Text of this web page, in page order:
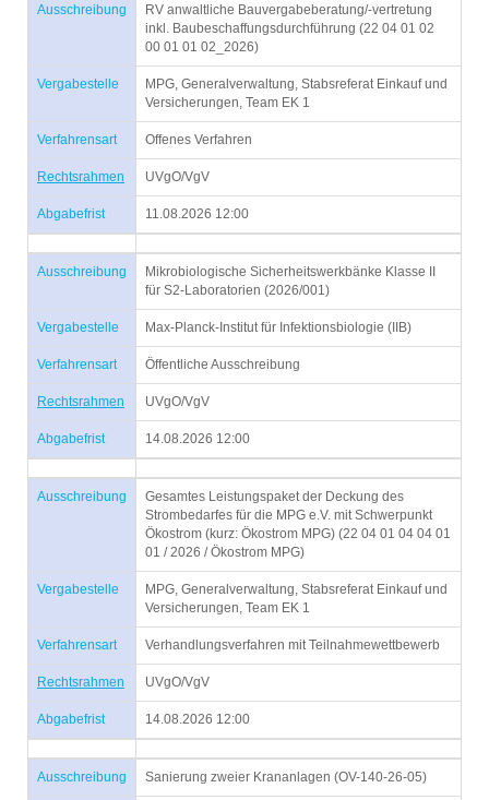
Ausschreibung
RV anwaltliche Bauvergabeberatung/-vertretung
inkl. Baubeschaffungsdurchführung (22 04 01 02
00 01 01 02_2026)
Vergabestelle
MPG, Generalverwaltung, Stabsreferat Einkauf und
Versicherungen, Team EK 1
Verfahrensart Offenes Verfahren
Rechtsrahmen UVgO/VgV
Abgabefrist 11.08.2026 12:00
Ausschreibung
Mikrobiologische Sicherheitswerkbänke Klasse II
für S2-Laboratorien (2026/001)
Vergabestelle Max-Planck-Institut für Infektionsbiologie (IIB)
Verfahrensart Öffentliche Ausschreibung
Rechtsrahmen UVgO/VgV
Abgabefrist 14.08.2026 12:00
Ausschreibung
Gesamtes Leistungspaket der Deckung des
Strombedarfes für die MPG e.V. mit Schwerpunkt
Ökostrom (kurz: Ökostrom MPG) (22 04 01 04 04 01
01 / 2026 / Ökostrom MPG)
Vergabestelle
MPG, Generalverwaltung, Stabsreferat Einkauf und
Versicherungen, Team EK 1
Verfahrensart Verhandlungsverfahren mit Teilnahmewettbewerb
Rechtsrahmen UVgO/VgV
Abgabefrist 14.08.2026 12:00
Ausschreibung Sanierung zweier Krananlagen (OV-140-26-05)